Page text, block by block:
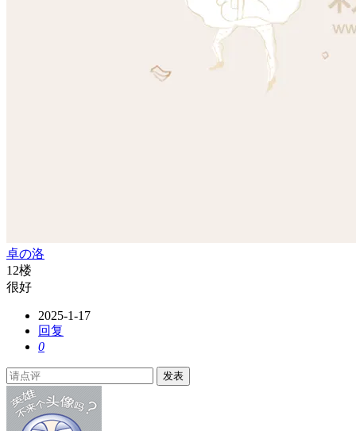
卓の洛
12楼
很好
2025-1-17
回复
0
发表